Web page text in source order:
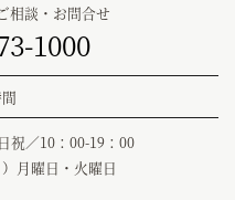
相談・お問合せ
1000
祝／10：00-19：00
月曜日・火曜日